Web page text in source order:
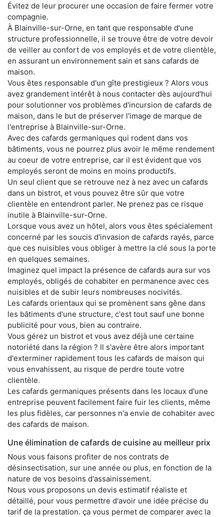
Évitez de leur procurer une occasion de faire fermer votre
compagnie.
À Blainville-sur-Orne, en tant que responsable d'une
structure professionnelle, il se trouve être de votre devoir
de veiller au confort de vos employés et de votre clientèle,
en assurant un environnement sain et sans cafards de
maison.
Vous êtes responsable d'un gîte prestigieux ? Alors vous
avez grandement intérêt à nous contacter dès aujourd'hui
pour solutionner vos problèmes d'incursion de cafards de
maison, dans le but de préserver l'image de marque de
l'entreprise à Blainville-sur-Orne.
Avec des cafards germaniques qui rodent dans vos
bâtiments, vous ne pourrez plus avoir le même rendement
au coeur de votre entreprise, car il est évident que vos
employés seront de moins en moins productifs.
Un seul client que se retrouve nez à nez avec un cafards
dans un bistrot, et vous pouvez être sûr que votre
clientèle en entendront parler. Ne prenez pas ce risque
inutile à Blainville-sur-Orne.
Lorsque vous avez un hôtel, alors vous êtes spécialement
concerné par les soucis d'invasion de cafards rayés, parce
que ces nuisibles vous obliger à mettre la clé sous la porte
en quelques semaines.
Imaginez quel impact la présence de cafards aura sur vos
employés, obligés de cohabiter en permanence avec ces
nuisibles et de subir leurs nombreuses nocivités.
Les cafards orientaux qui se promènent sans gêne dans
les bâtiments d'une structure, c'est tout sauf une bonne
publicité pour vous, bien au contraire.
Vous gérez un bistrot et vous avez déjà une certaine
notoriété dans la région ? Il s'avère être alors important
d'exterminer rapidement tous les cafards de maison qui
vous envahissent, au risque de perdre toute votre
clientèle.
Les cafards germaniques présents dans les locaux d'une
entreprise peuvent facilement faire fuir les clients, même
les plus fidèles, car personnes n'a envie de cohabiter avec
des cafards de maison.
Une élimination de cafards de cuisine au meilleur prix
Nous vous faisons profiter de nos contrats de
désinsectisation, sur une année ou plus, en fonction de la
nature de vos besoins d'assainissement.
Nous vous proposons un devis estimatif réaliste et
détaillé, pour vous permettre d'avoir une idée précise du
tarif de la prestation. ça vous permet de comparer avec la